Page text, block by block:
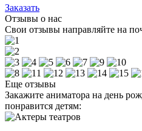
Заказать
Отзывы о нас
Свои отзывы направляйте на
Еще отзывы
Закажите аниматора на день
понравится детям: